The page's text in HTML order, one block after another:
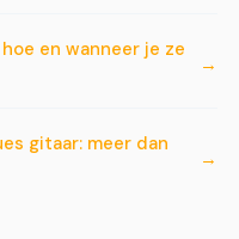
en wanneer je ze
gitaar: meer dan